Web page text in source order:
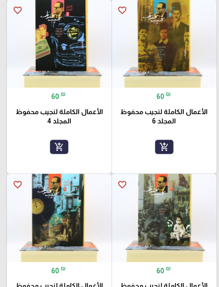
favorite_border
60 ₪
الأعمال الكاملة لنجيب محفوظ
المجلد 6
add_shopping_cart
favorite_border
60 ₪
الأعمال الكاملة لنجيب محفوظ
المجلد 4
add_shopping_cart
favorite_border
60 ₪
favorite_border
60 ₪